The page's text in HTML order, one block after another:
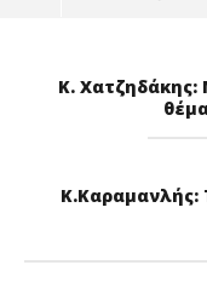
Κ. Χατζηδάκης:
Κ.Καραμανλής: